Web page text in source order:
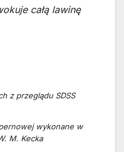
całą lawinę
z przeglądu SDSS
wykonane w
M. Kecka